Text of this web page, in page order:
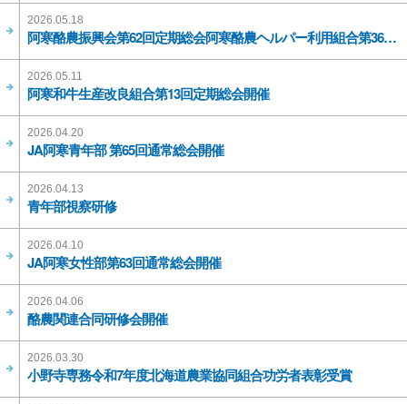
2026.05.18
阿寒酪農振興会第62回定期総会阿寒酪農ヘルパー利用組合第36回定期総会開催
2026.05.11
阿寒和牛生産改良組合第13回定期総会開催
2026.04.20
JA阿寒青年部 第65回通常総会開催
2026.04.13
青年部視察研修
2026.04.10
JA阿寒女性部第63回通常総会開催
2026.04.06
酪農関連合同研修会開催
2026.03.30
小野寺専務令和7年度北海道農業協同組合功労者表彰受賞